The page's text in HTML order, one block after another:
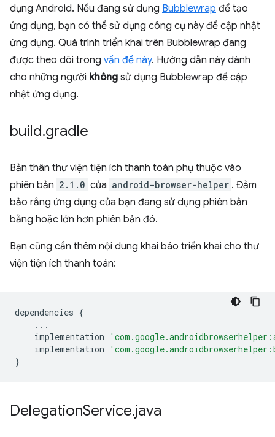
dụng Android. Nếu đang sử dụng Bubblewrap để tạo
ứng dụng, bạn có thể sử dụng công cụ này để cập nhật
ứng dụng. Quá trình triển khai trên Bubblewrap đang
được theo dõi trong vấn đề này. Hướng dẫn này dành
cho những người không sử dụng Bubblewrap để cập
nhật ứng dụng.
build.gradle
Bản thân thư viện tiện ích thanh toán phụ thuộc vào
phiên bản 2.1.0 của android-browser-helper . Đảm
bảo rằng ứng dụng của bạn đang sử dụng phiên bản
bằng hoặc lớn hơn phiên bản đó.
Bạn cũng cần thêm nội dung khai báo triển khai cho thư
viện tiện ích thanh toán:
dependencies {
...
implementation
implementation
}
DelegationService.java